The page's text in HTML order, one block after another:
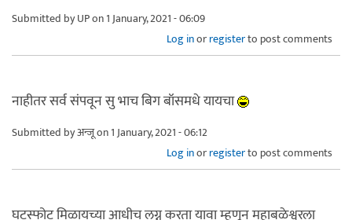
Submitted byUPon 1 January, 2021 - 06:09
Log inorregisterto post comments
नाहीतर सर्व संपवून सु भाच बिग बॉसमधे यायचा
Submitted byअन्जूon 1 January, 2021 - 06:12
Log inorregisterto post comments
घटस्फोट मिळायच्या आधीच लग्न करता यावा म्हणून महाबळेश्वरला